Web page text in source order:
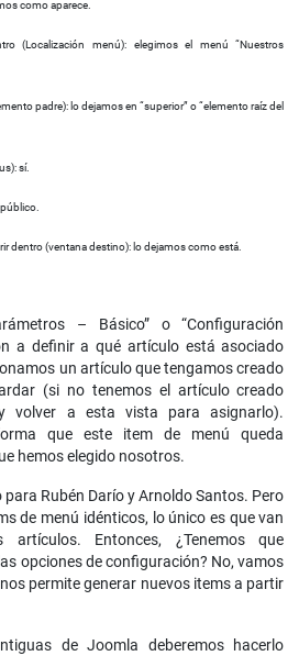
como aparece.
menú): elegimos el menú “Nuestros
padre): lo dejamos en “superior” o “elemento raíz del
sí.
dentro (ventana destino): lo dejamos como está.
– Básico” o “Configuración
a definir a qué artículo está asociado
un artículo que tengamos creado
(si no tenemos el artículo creado
volver a esta vista para asignarlo).
que este item de menú queda
hemos elegido nosotros.
Rubén Darío y Arnoldo Santos. Pero
de menú idénticos, lo único es que van
Entonces, ¿Tenemos que
opciones de configuración? No, vamos
permite generar nuevos items a partir
de Joomla deberemos hacerlo